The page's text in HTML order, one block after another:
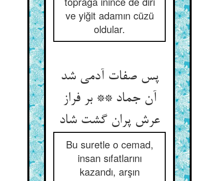
ve yiğit adamın cüzü
oldular.
پس صفات آدمی شد
آن جماد ** بر فراز
عرش پران گشت شاد
Bu suretle o cemad,
insan sıfatlarını
kazandı, arşın